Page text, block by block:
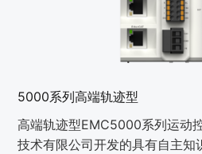
5000系列高端轨迹型
高端轨迹型EMC5000系列运动
技术有限公司开发的具有自主知